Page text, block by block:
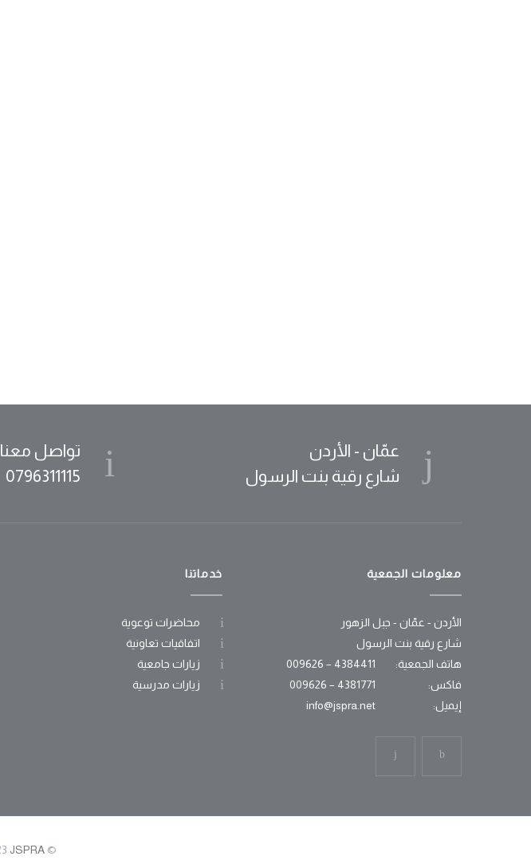
عمّان - الأردن
شارع رقية بنت الرسول
تواصل معنا
0796311115
معلومات الجمعية
الأردن - عمّان - جبل الزهور
شارع رقية بنت الرسول
هاتف الجمعية:
4384411 – 009626
فاكس:
4381771 – 009626
إيميل:
info@jspra.net
خدماتنا
محاضرات توعوية
اتفاقيات تعاونية
زيارات جامعية
زيارات مدرسية
© Copyright 2023
JSPRA